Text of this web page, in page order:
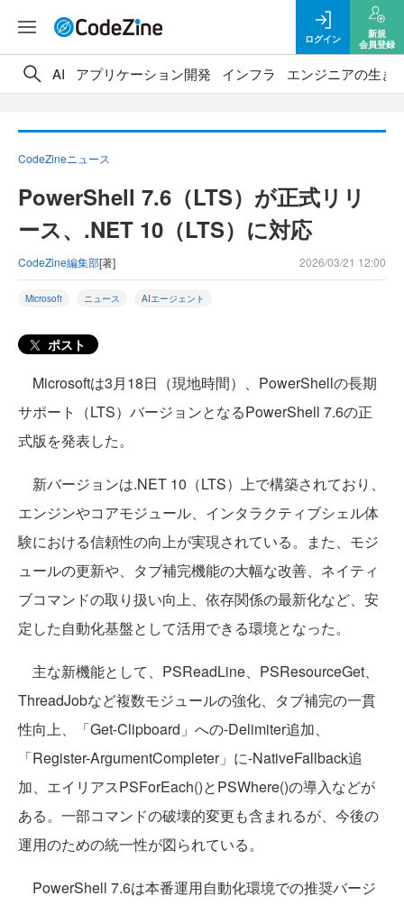
ログイン
新規
会員登録
AI アプリケーション開発 インフラ エンジニアの生き
CodeZineニュース
PowerShell 7.6（LTS）が正式リリ
ース、.NET 10（LTS）に対応
CodeZine編集部[著] 2026/03/21 12:00
Microsoft ニュース AIエージェント
ポスト
Microsoftは3月18日（現地時間）、PowerShellの長期
サポート（LTS）バージョンとなるPowerShell 7.6の正
式版を発表した。
新バージョンは.NET 10（LTS）上で構築されており、
エンジンやコアモジュール、インタラクティブシェル体
験における信頼性の向上が実現されている。また、モジ
ュールの更新や、タブ補完機能の大幅な改善、ネイティ
ブコマンドの取り扱い向上、依存関係の最新化など、安
定した自動化基盤として活用できる環境となった。
主な新機能として、PSReadLine、PSResourceGet、
ThreadJobなど複数モジュールの強化、タブ補完の一貫
性向上、「Get-Clipboard」への-Delimiter追加、
「Register-ArgumentCompleter」に-NativeFallback追
加、エイリアスPSForEach()とPSWhere()の導入などが
ある。一部コマンドの破壊的変更も含まれるが、今後の
運用のための統一性が図られている。
PowerShell 7.6は本番運用自動化環境での推奨バージ